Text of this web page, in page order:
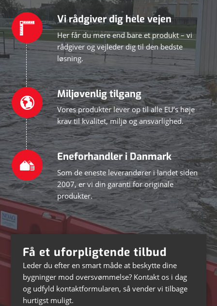
Få et uforpligtende tilbud
Leder du efter en smart måde at beskytte dine
bygninger mod oversvømmelse? Kontakt os i dag
og udfyld kontaktformularen, så vender vi tilbage
hurtigst muligt.
Vi rådgiver dig hele vejen
Her får du mere end bare et produkt – vi
rådgiver og vejleder dig til den bedste
løsning.
Miljøvenlig tilgang
Vores produkter lever op til alle EU’s høje
krav til kvalitet, miljø og ansvarlighed.
Eneforhandler i Danmark
Som de eneste leverandører i landet siden
2007, er vi din garanti for originale
produkter.